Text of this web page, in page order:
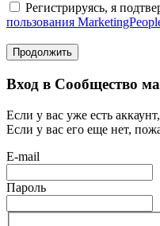
Регистрируясь, я
пользования
Продолжить
Вход в Сообщество
Если у вас уже есть
Если у вас его еще нет,
E-mail
Пароль